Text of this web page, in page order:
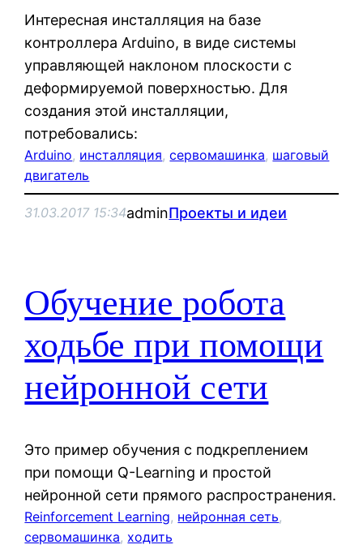
Интересная инсталляция на базе
контроллера Arduino, в виде системы
управляющей наклоном плоскости с
деформируемой поверхностью. Для
создания этой инсталляции,
потребовались:
Arduino, инсталляция, сервомашинка, шаговый
двигатель
31.03.2017 15:34adminПроекты и идеи
Обучение робота
ходьбе при помощи
нейронной сети
Это пример обучения с подкреплением
при помощи Q-Learning и простой
нейронной сети прямого распространения.
Reinforcement Learning, нейронная сеть
сервомашинка, ходить